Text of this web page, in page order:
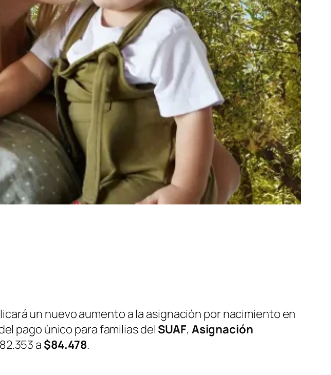
un nuevo aumento a la asignación por nacimiento en
pago único para familias del SUAF, Asignación
a $84.478.